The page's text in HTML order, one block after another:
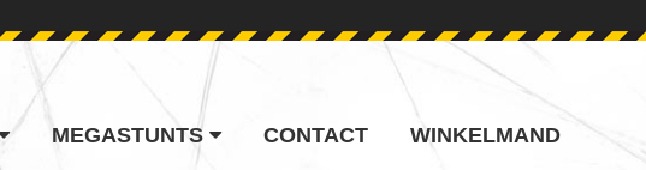
MEGASTUNTS CONTACT WINKELMAND